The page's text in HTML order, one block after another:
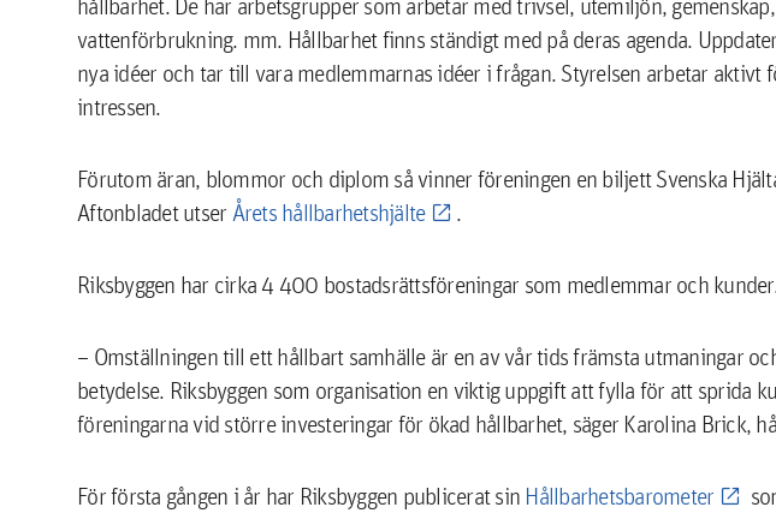
vattenförbrukning. mm. Hållbarhet finns ständigt med på deras agenda.
nya idéer och tar till vara medlemmarnas idéer i frågan. Styrelsen arbetar aktivt
intressen.
Förutom äran, blommor och diplom så vinner föreningen en biljett Svenska
Aftonbladet utser Årets hållbarhetshjälte .
Riksbyggen har cirka 4 400 bostadsrättsföreningar som medlemmar och
– Omställningen till ett hållbart samhälle är en av vår tids främsta utmaningar
betydelse. Riksbyggen som organisation en viktig uppgift att fylla för att sprida
föreningarna vid större investeringar för ökad hållbarhet, säger Karolina Brick,
För första gången i år har Riksbyggen publicerat sin Hållbarhetsbarometer